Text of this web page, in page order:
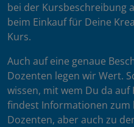
bei der Kursbeschreibung
beim Einkauf für Deine
Kurs.
Auch auf eine genaue
Dozenten legen wir Wert.
wissen, mit wem Du da
findest Informationen zum
Dozenten, aber auch zu